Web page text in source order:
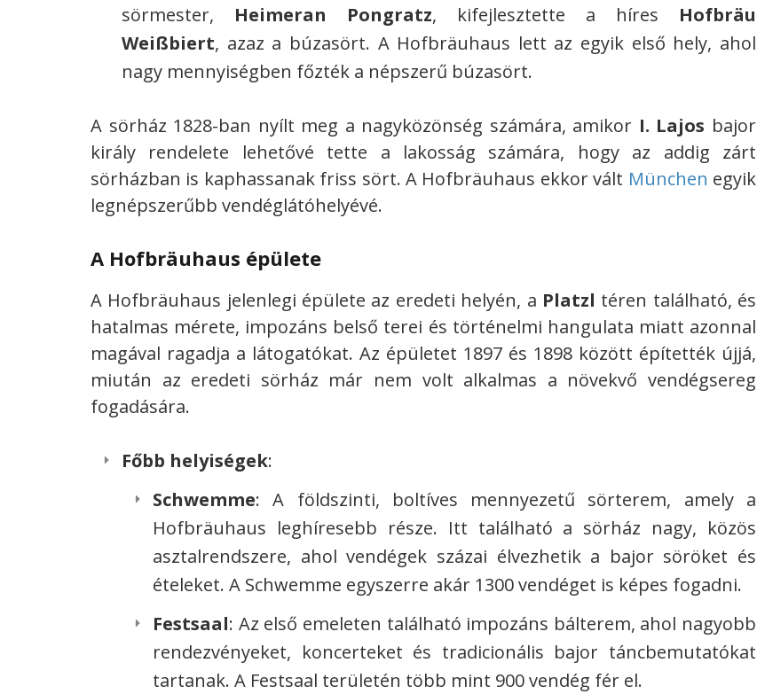
sörmester, Heimeran Pongratz, kifejlesztette a híres Hofbräu
Weißbiert, azaz a búzasört. A Hofbräuhaus lett az egyik első hely, ahol
nagy mennyiségben főzték a népszerű búzasört.
A sörház 1828-ban nyílt meg a nagyközönség számára, amikor I. Lajos bajor
király rendelete lehetővé tette a lakosság számára, hogy az addig zárt
sörházban is kaphassanak friss sört. A Hofbräuhaus ekkor vált München egyik
legnépszerűbb vendéglátóhelyévé.
A Hofbräuhaus épülete
A Hofbräuhaus jelenlegi épülete az eredeti helyén, a Platzl téren található, és
hatalmas mérete, impozáns belső terei és történelmi hangulata miatt azonnal
magával ragadja a látogatókat. Az épületet 1897 és 1898 között építették újjá,
miután az eredeti sörház már nem volt alkalmas a növekvő vendégsereg
fogadására.
Főbb helyiségek:
Schwemme: A földszinti, boltíves mennyezetű sörterem, amely a
Hofbräuhaus leghíresebb része. Itt található a sörház nagy, közös
asztalrendszere, ahol vendégek százai élvezhetik a bajor söröket és
ételeket. A Schwemme egyszerre akár 1300 vendéget is képes fogadni.
Festsaal: Az első emeleten található impozáns bálterem, ahol nagyobb
rendezvényeket, koncerteket és tradicionális bajor táncbemutatókat
tartanak. A Festsaal területén több mint 900 vendég fér el.